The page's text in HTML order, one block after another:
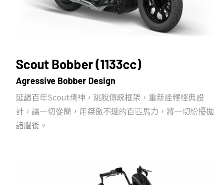
Scout Bobber (1133cc)
Agressive Bobber Design
延續百年Scout精神，跳脫傳統框架，重新詮釋經典設
計，讓一切從簡，用桀傲不遜的百匹馬力，將一切紛擾拋
諸腦後。